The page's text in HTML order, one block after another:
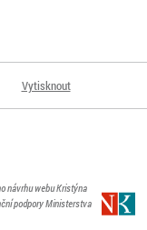
Vytisknout
návrhu webu Kristýna
podpory Ministerstva